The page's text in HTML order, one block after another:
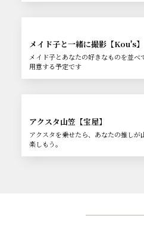
メイド子と一緒に撮影【Kou's】
メイド子とあなたの好きなものを並べ
用意する予定です
アクスタ山笠【宝屋】
アクスタを乗せたら、あなたの推しが
楽しもう。